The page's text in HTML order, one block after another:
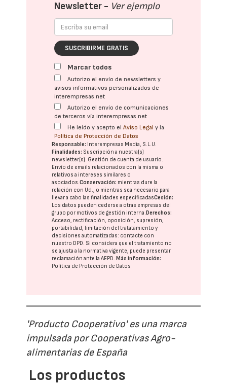
Newsletter - Ver ejemplo
SUSCRIBIRME GRATIS
Marcar todos
Autorizo el envío de newsletters y
avisos informativos personalizados de
interempresas.net
Autorizo el envío de comunicaciones
de terceros vía interempresas.net
He leído y acepto elAviso Legal y la
Política de Protección de Datos
Responsable: Interempresas Media, S.L.U.
Finalidades: Suscripción a nuestra(s)
newsletter(s). Gestión de cuenta de usuario.
Envío de emails relacionados con la misma o
relativos a intereses similares o
asociados.Conservación: mientras dure la
relación con Ud., o mientras sea necesario para
llevar a cabo las finalidades especificadasCesión:
Los datos pueden cederse a otras empresas del
grupo por motivos de gestión interna. Derechos:
Acceso, rectificación, oposición, supresión,
portabilidad, limitación del tratatamiento y
decisiones automatizadas: contacte con
nuestro DPD. Si considera que el tratamiento no
se ajusta a la normativa vigente, puede presentar
reclamación ante laAEPD. Más información:
Política de Protección de Datos
'Producto Cooperativo' es una marca
impulsada por Cooperativas Agro-
alimentarias de España
Los productos